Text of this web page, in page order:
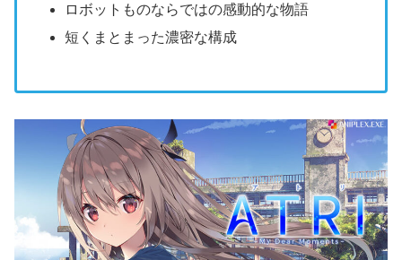
ロボットものならではの感動的な物語
短くまとまった濃密な構成